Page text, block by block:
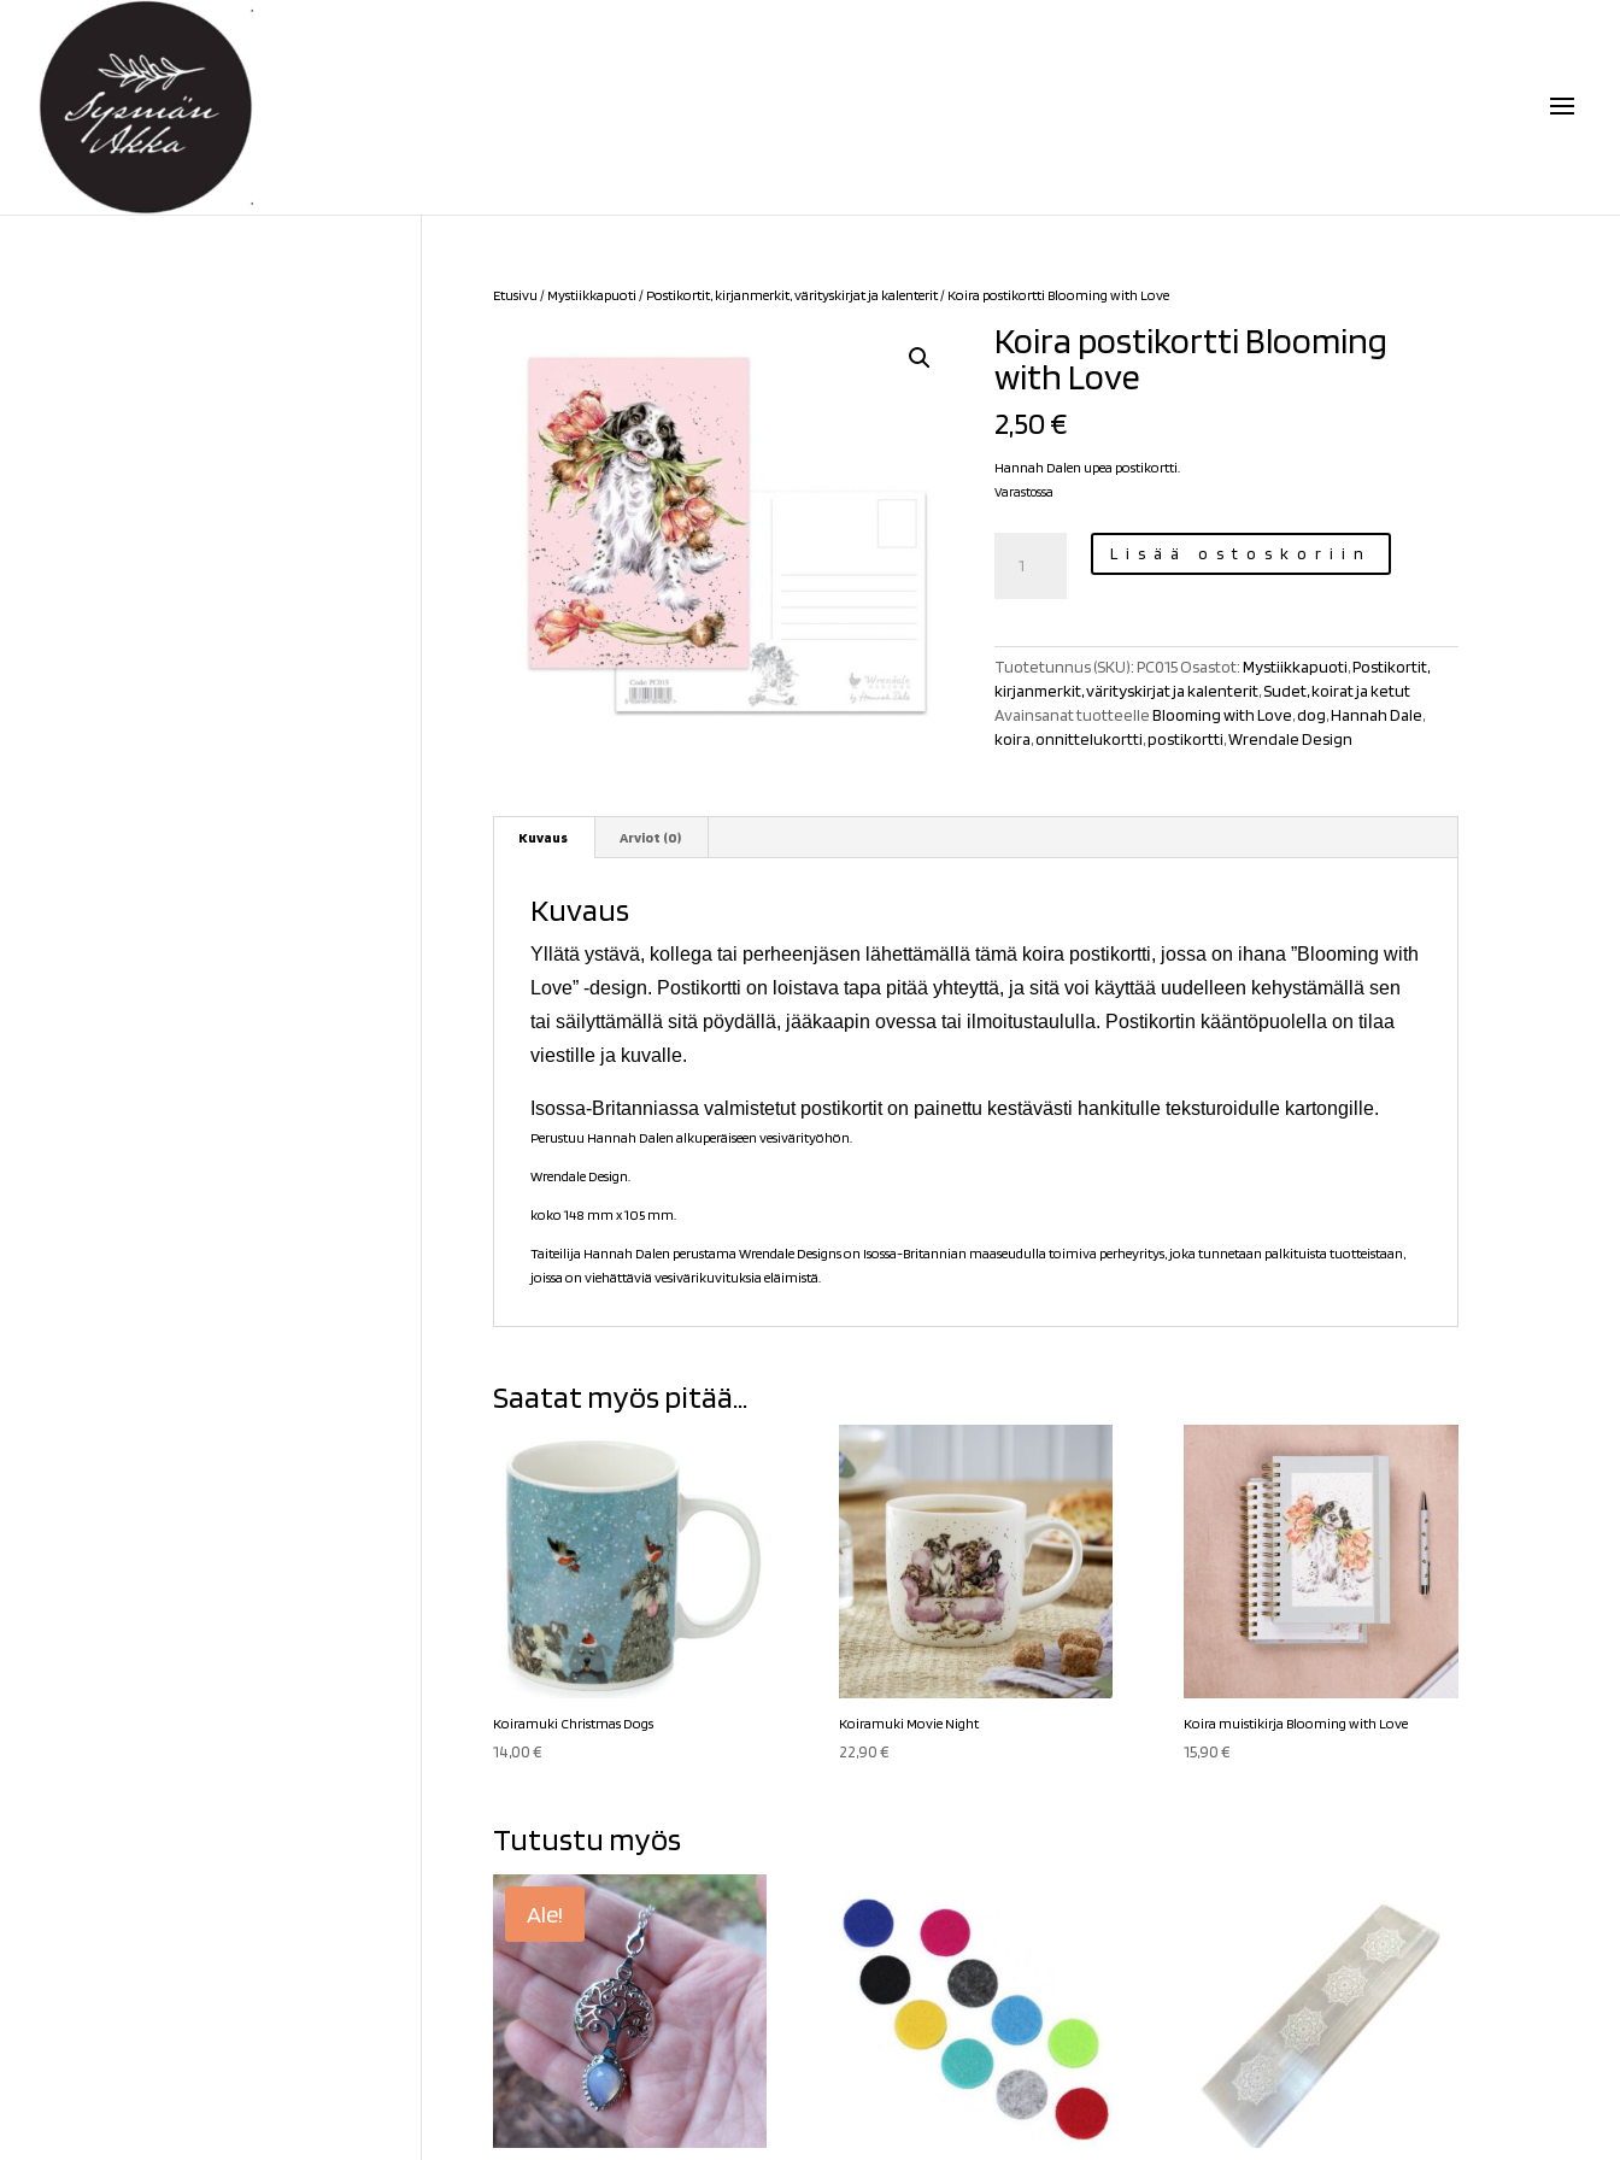
Etusivu / Mystiikkapuoti / Postikortit, kirjanmerkit, värityskirjat ja kalenterit/ Koira postikortti Blooming with Love
Koira postikortti Blooming
with Love
2,50€
Hannah Dalen upea postikortti.
Varastossa
postikortti
määrä
Lisää ostoskoriin
Tuotetunnus (SKU):PC015Osastot:Mystiikkapuoti,Postikortit,
kirjanmerkit, värityskirjat ja kalenterit,Sudet, koirat ja ketut
Avainsanat tuotteelleBlooming with Love,dog,Hannah Dale,
koira,onnittelukortti,postikortti,Wrendale Design
Kuvaus Arviot (0)
Kuvaus
Yllätä ystävä, kollega tai perheenjäsen lähettämällä tämä koira postikortti, jossa on ihana ”Blooming with
Love” -design. Postikortti on loistava tapa pitää yhteyttä, ja sitä voi käyttää uudelleen kehystämällä sen
tai säilyttämällä sitä pöydällä, jääkaapin ovessa tai ilmoitustaululla. Postikortin kääntöpuolella on tilaa
viestille ja kuvalle.
Isossa-Britanniassa valmistetut postikortit on painettu kestävästi hankitulle teksturoidulle kartongille.
Perustuu Hannah Dalen alkuperäiseen vesivärityöhön.
Wrendale Design.
koko 148 mm x 105 mm.
Taiteilija Hannah Dalen perustama Wrendale Designs on Isossa-Britannian maaseudulla toimiva perheyritys, joka tunnetaan palkituista tuotteistaan,
joissa on viehättäviä vesivärikuvituksia eläimistä.
Saatat myös pitää...
Koiramuki Christmas Dogs
14,00€
Koiramuki Movie Night
22,90€
Koira muistikirja Blooming with Love
15,90€
Tutustu myös
Ale!